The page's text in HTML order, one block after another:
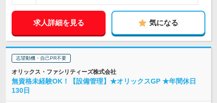
求人詳細を見る 気になる
志望動機・自己PR不要
オリックス・ファシリティーズ株式会社
無資格未経験OK！【設備管理】★オリックスGP ★年間休日
130日